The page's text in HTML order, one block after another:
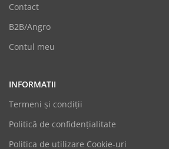
Contact
B2B/Angro
Contul meu
INFORMATII
Termeni şi condiții
Politică de confidențialitate
Politica de utilizare Cookie-uri